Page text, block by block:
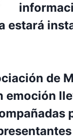
estará
de
emoción